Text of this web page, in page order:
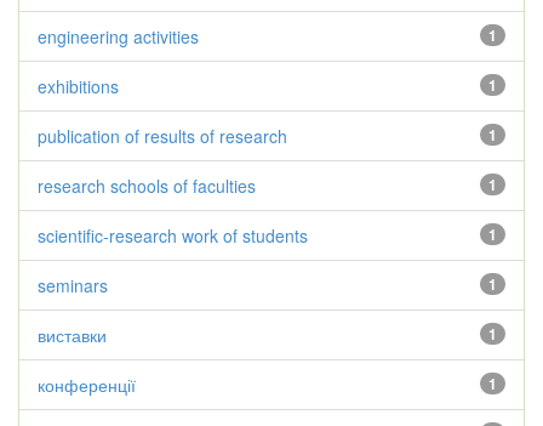
1
engineering activities
1
exhibitions
1
publication of results of research
1
research schools of faculties
1
scientific-research work of students
1
seminars
1
виставки
1
конференції